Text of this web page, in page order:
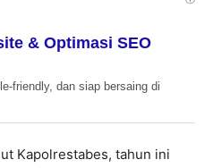
& Optimasi SEO
friendly, dan siap bersaing di
Kapolrestabes, tahun ini